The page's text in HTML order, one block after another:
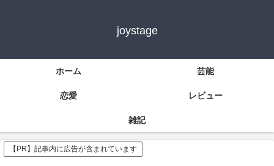
joystage
ホーム 芸能
恋愛 レビュー
雑記
【PR】記事内に広告が含まれています